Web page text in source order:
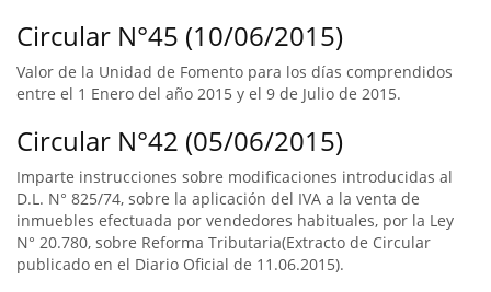
Circular N°45 (10/06/2015)
Valor de la Unidad de Fomento para los días comprendidos
entre el 1 Enero del año 2015 y el 9 de Julio de 2015.
Circular N°42 (05/06/2015)
Imparte instrucciones sobre modificaciones introducidas al
D.L. N° 825/74, sobre la aplicación del IVA a la venta de
inmuebles efectuada por vendedores habituales, por la Ley
N° 20.780, sobre Reforma Tributaria(Extracto de Circular
publicado en el Diario Oficial de 11.06.2015).